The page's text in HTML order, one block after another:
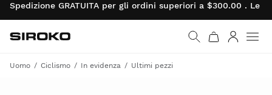
Spedizione GRATUITA per gli ordini superiori a $300.00 .
Vai alla home page
Siroko.com
Uomo Ciclismo In evidenza Ultimi pezzi